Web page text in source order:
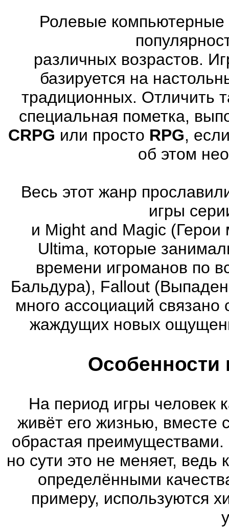
Ролевые компьютерные
различных возрастов.
базируется на
традиционных. Отличить
специальная пометка,
CRPG или просто RPG,
об этом
Весь этот жанр
игры
и Might and Magic
Ultima, которые
времени игроманов по
Бальдура), Fallout
много ассоциаций
жаждущих новых
Особенности
На период игры человек
живёт его жизнью, вместе
обрастая
но сути это не меняет,
определёнными
примеру, используются